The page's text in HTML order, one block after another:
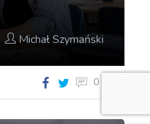
Michał Szymański
0